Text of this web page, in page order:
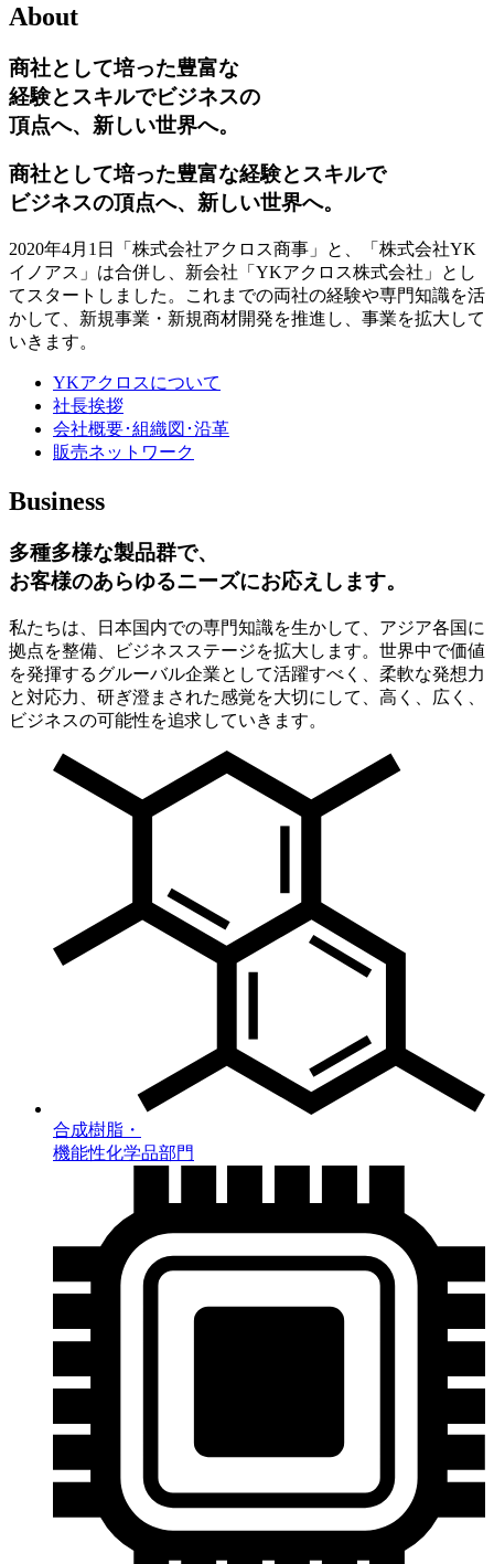
About
商社として培った豊富な
経験とスキルでビジネスの
頂点へ、新しい世界へ。
商社として培った豊富な経験とスキルで
ビジネスの頂点へ、新しい世界へ。
2020年4月1日「株式会社アクロス商事」と、「株式会社YK
イノアス」は合併し、新会社「YKアクロス株式会社」とし
てスタートしました。これまでの両社の経験や専門知識を活
かして、新規事業・新規商材開発を推進し、事業を拡大して
いきます。
YKアクロスについて
社長挨拶
会社概要･組織図･沿革
販売ネットワーク
Business
多種多様な製品群で、
お客様のあらゆるニーズにお応えします。
私たちは、日本国内での専門知識を生かして、アジア各国に
拠点を整備、ビジネスステージを拡大します。世界中で価値
を発揮するグルーバル企業として活躍すべく、柔軟な発想力
と対応力、研ぎ澄まされた感覚を大切にして、高く、広く、
ビジネスの可能性を追求していきます。
合成樹脂・
機能性化学品部門